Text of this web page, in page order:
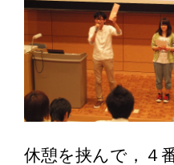
休憩を挟んで，４